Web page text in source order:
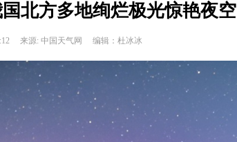
北方多地绚烂极光惊艳夜空
来源: 中国天气网 编辑：杜冰冰